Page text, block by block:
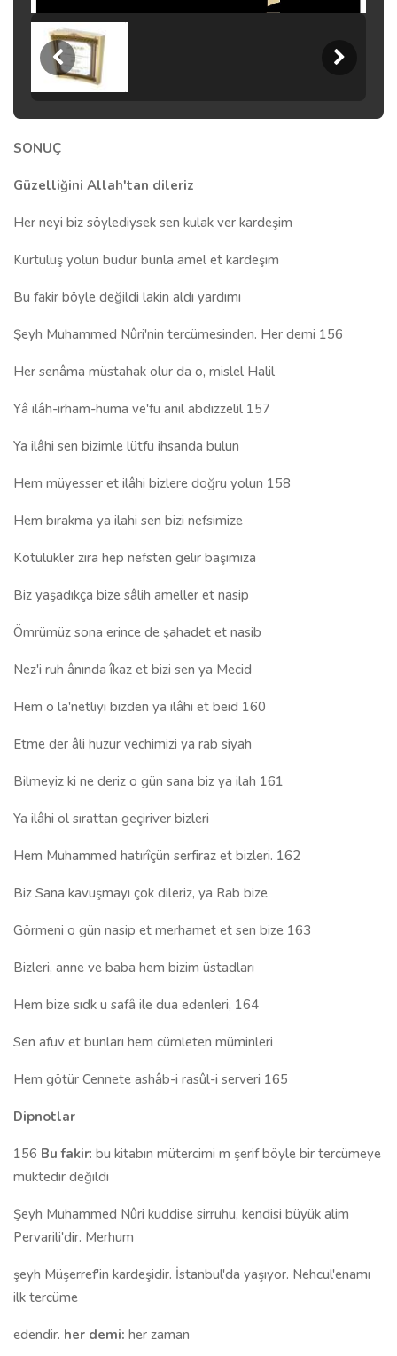
SONUÇ
Güzelliğini Allah'tan dileriz
Her neyi biz söylediysek sen kulak ver kardeşim
Kurtuluş yolun budur bunla amel et kardeşim
Bu fakir böyle değildi lakin aldı yardımı
Şeyh Muhammed Nûri'nin tercümesinden. Her demi 156
Her senâma müstahak olur da o, mislel Halil
Yâ ilâh-irham-huma ve'fu anil abdizzelil 157
Ya ilâhi sen bizimle lütfu ihsanda bulun
Hem müyesser et ilâhi bizlere doğru yolun 158
Hem bırakma ya ilahi sen bizi nefsimize
Kötülükler zira hep nefsten gelir başımıza
Biz yaşadıkça bize sâlih ameller et nasip
Ömrümüz sona erince de şahadet et nasib
Nez'i ruh ânında îkaz et bizi sen ya Mecid
Hem o la'netliyi bizden ya ilâhi et beid 160
Etme der âli huzur vechimizi ya rab siyah
Bilmeyiz ki ne deriz o gün sana biz ya ilah 161
Ya ilâhi ol sırattan geçiriver bizleri
Hem Muhammed hatırîçün serfiraz et bizleri. 162
Biz Sana kavuşmayı çok dileriz, ya Rab bize
Görmeni o gün nasip et merhamet et sen bize 163
Bizleri, anne ve baba hem bizim üstadları
Hem bize sıdk u safâ ile dua edenleri, 164
Sen afuv et bunları hem cümleten müminleri
Hem götür Cennete ashâb-i rasûl-i serveri 165
Dipnotlar
156 Bu fakir: bu kitabın mütercimi m şerif böyle bir tercümeye
muktedir değildi
Şeyh Muhammed Nûri kuddise sirruhu, kendisi büyük alim
Pervarili'dir. Merhum
şeyh Müşerref'in kardeşidir. İstanbul'da yaşıyor. Nehcul'enamı
ilk tercüme
edendir. her demi: her zaman